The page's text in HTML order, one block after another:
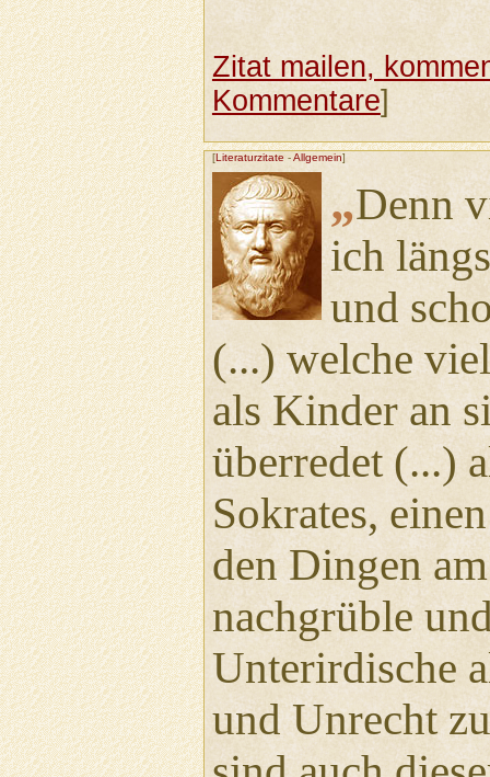
Zitat mailen,
Kommentare]
[Literaturzitate -Allgemein]
„Denn
ich
und
(...) welche
als Kinder an
überredet (...)
Sokrates,
den Dingen
nachgrüble
Unterirdische
und Unrecht